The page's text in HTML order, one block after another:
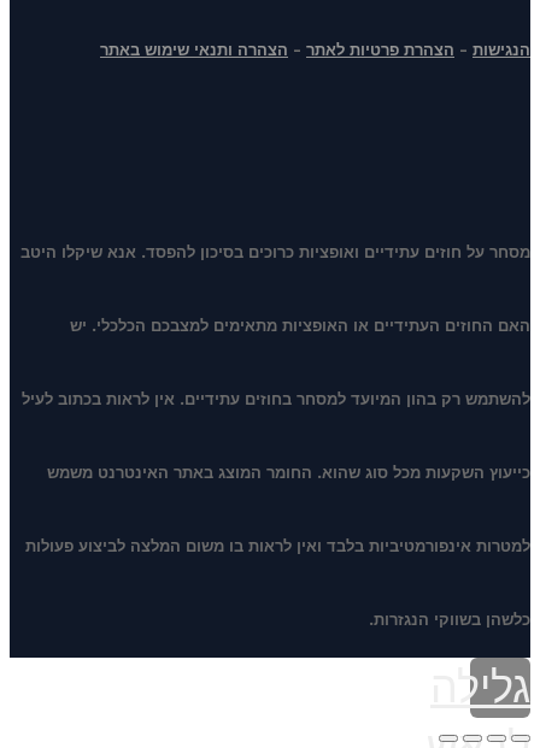
הנגישות - הצהרת פרטיות לאתר - הצהרה ותנאי שימוש באתר
מסחר על חוזים עתידיים ואופציות כרוכים בסיכון להפסד. אנא שיקלו היטב
האם החוזים העתידיים או האופציות מתאימים למצבכם הכלכלי. יש
להשתמש רק בהון המיועד למסחר בחוזים עתידיים. אין לראות בכתוב לעיל
כייעוץ השקעות מכל סוג שהוא. החומר המוצג באתר האינטרנט משמש
למטרות אינפורמטיביות בלבד ואין לראות בו משום המלצה לביצוע פעולות
כלשהן בשווקי הנגזרות.
גלילה